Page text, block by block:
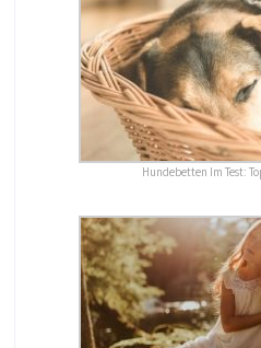
Hundebetten Im Test: